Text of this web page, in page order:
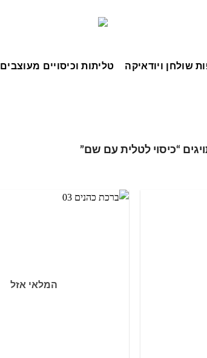
שולחן ויודאיקה טליתות וכיסויים מעוצבים
“כיסוי לטלית עם שם”
המלאי אזל